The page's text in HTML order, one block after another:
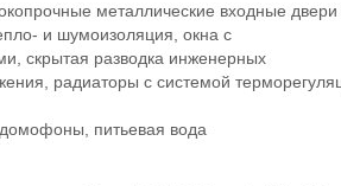
металлические входные двери
и шумоизоляция, окна с
скрытая разводка инженерных
радиаторы с системой
питьевая вода